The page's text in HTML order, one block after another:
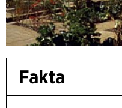
Fakta